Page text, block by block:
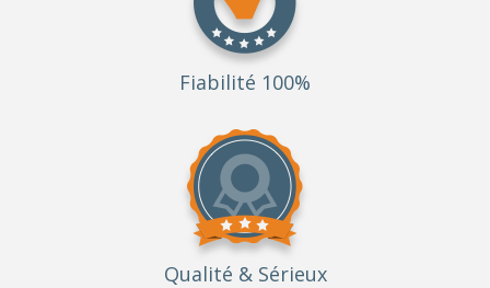
Fiabilité 100%
Qualité & Sérieux